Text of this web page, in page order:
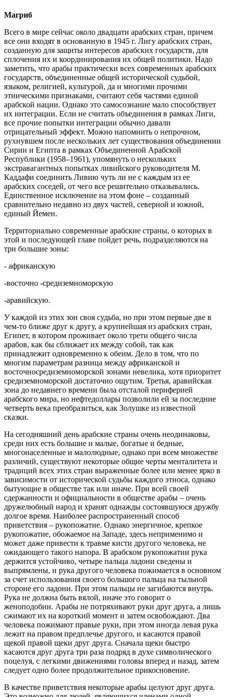
Магриб
Всего в мире сейчас около двадцати арабских стран, причем
все они входят в основанную в 1945 г. Лигу арабских стран,
созданную для защиты интересов арабских государств, для
сплочения их и координирования их общей политики. Надо
заметить, что арабы практически всех современных арабских
государств, объединенные общей исторической судьбой,
языком, религией, культурой, да и многими прочими
этническими признаками, считают себя частями единой
арабской нации. Однако это самосознание мало способствует
их интеграции. Если не считать объединения в рамках Лиги,
все прочие попытки интеграции обычно давали
отрицательный эффект. Можно напомнить о непрочном,
рухнувшем после нескольких лет существования объединении
Сирии и Египта в рамках Объединенной Арабской
Республики (1958–1961), упомянуть о нескольких
экстравагантных попытках ливийского руководителя М.
Каддафи соединить Ливию чуть ли не с каждым из ее
арабских соседей, от чего все решительно отказывались.
Единственное исключение на этом фоне – созданный
сравнительно недавно из двух частей, северной и южной,
единый Йемен.
Территориально современные арабские страны, о которых в
этой и последующей главе пойдет речь, подразделяются на
три большие зоны:
- африканскую
-восточно ‑средиземноморскую
-аравийскую.
У каждой из этих зон своя судьба, но при этом первые две в
чем‑то ближе друг к другу, а крупнейшая из арабских стран,
Египет, в котором проживает около трети общего числа
арабов, как бы сближает их между собой, так как
принадлежит одновременно к обеим. Дело в том, что по
многим параметрам разница между африканской и
восточносредиземноморской зонами невелика, хотя приоритет
средиземноморской достаточно ощутим. Третья, аравийская
зона до недавнего времени была отсталой периферией
арабского мира, но нефтедоллары позволили ей за последние
четверть века преобразиться, как Золушке из известной
сказки.
На сегодняшний день арабские страны очень неодинаковы,
среди них есть большие и малые, богатые и бедные,
многонаселенные и малолюдные, однако при всем множестве
различий, существуют некоторые общие черты менталитета и
традиций всех этих стран выраженные более или менее ярко в
зависимости от исторической судьбы каждого этноса, однако
бытующие в обществе так или иначе. При всей своей
сдержанности и официальности в обществе арабы – очень
дружелюбный народ и хранят однажды состоявшуюся дружбу
долгое время. Наиболее распространенный способ
приветствия – рукопожатие. Однако энергичное, крепкое
рукопожатие, обожаемое на Западе, здесь неприменимо и
может даже привести к травме кисти другого человека, не
ожидающего такого напора. В арабском рукопожатии рука
держится устойчиво, четыре пальца ладони сведены и
выпрямлены, и рука другого человека пожимается в основном
за счет использования своего большого пальца на тыльной
стороне его ладони. При этом пальцы не загибаются внутрь.
Рука не должна быть вялой, иначе это говорит о
женоподобии. Арабы не потряхивают руки друг друга, а лишь
сжимают их на короткий момент и затем освобождают. Два
человека пожимают правые руки, при этом иногда левая рука
лежит на правом предплечье другого, и касаются правой
щекой правой щеки друг друга. Сначала щеки быстро
касаются друг друга три раза подряд в духе символического
поцелуя, с легкими движениями головы вперед и назад, затем
следует одно более продолжительное прикосновение.
В качестве приветствия некоторые арабы целуют друг друга.